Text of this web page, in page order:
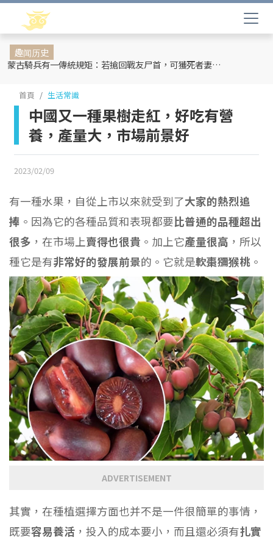
趣闻历史
蒙古騎兵有一傳統規矩：若搶回戰友尸首，可獲死者妻妾和全部牲畜
首頁 生活常識
中國又一種果樹走紅，好吃有營
養，產量大，市場前景好
2023/02/09
有一種水果，自從上市以來就受到了大家的熱烈追
捧 。因為它的各種品質和表現都要比普通的品種超出
很多 ，在市場上賣得也很貴 。加上它產量很高 ，所以
種它是有非常好的發展前景的。它就是軟棗獼猴桃 。
ADVERTISEMENT
其實，在種植選擇方面也并不是一件很簡單的事情，
既要容易養活 ，投入的成本要小，而且還必須有扎實